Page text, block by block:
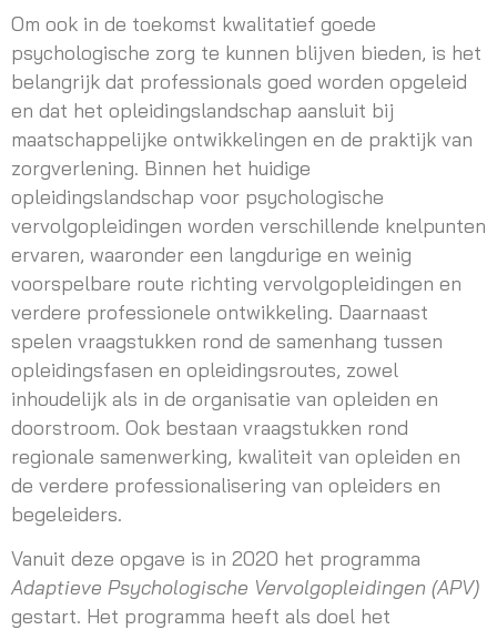
Om ook in de toekomst kwalitatief goede
psychologische zorg te kunnen blijven bieden, is het
belangrijk dat professionals goed worden opgeleid
en dat het opleidingslandschap aansluit bij
maatschappelijke ontwikkelingen en de praktijk van
zorgverlening. Binnen het huidige
opleidingslandschap voor psychologische
vervolgopleidingen worden verschillende knelpunten
ervaren, waaronder een langdurige en weinig
voorspelbare route richting vervolgopleidingen en
verdere professionele ontwikkeling. Daarnaast
spelen vraagstukken rond de samenhang tussen
opleidingsfasen en opleidingsroutes, zowel
inhoudelijk als in de organisatie van opleiden en
doorstroom. Ook bestaan vraagstukken rond
regionale samenwerking, kwaliteit van opleiden en
de verdere professionalisering van opleiders en
begeleiders.
Vanuit deze opgave is in 2020 het programma
Adaptieve Psychologische Vervolgopleidingen (APV)
gestart. Het programma heeft als doel het